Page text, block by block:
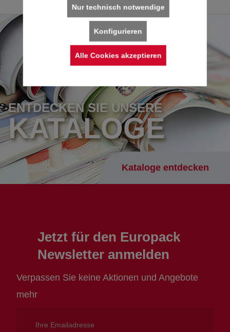
ENTDECKEN SIE UNSERE
KATALOGE
Kataloge entdecken
Jetzt für den Europack
Newsletter anmelden
Verpassen Sie keine Aktionen und Angebote
mehr
Emailadresse
Nur technisch notwendige
Konfigurieren
Alle Cookies akzeptieren